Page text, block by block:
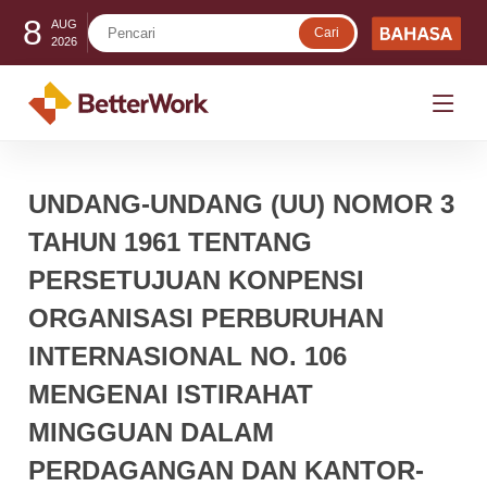
8
AUG
2026
UNDANG-UNDANG (UU) NOMOR 3
TAHUN 1961 TENTANG
PERSETUJUAN KONPENSI
ORGANISASI PERBURUHAN
INTERNASIONAL NO. 106
MENGENAI ISTIRAHAT
MINGGUAN DALAM
PERDAGANGAN DAN KANTOR-